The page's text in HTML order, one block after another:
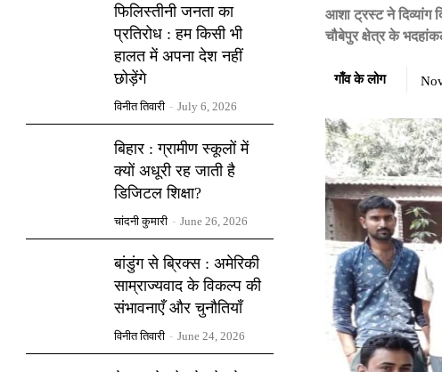
फिलिस्तीनी जनता का
प्रतिरोध : हम किसी भी
हालत में अपना देश नहीं
छोड़ेंगे
विनीत तिवारी - July 6, 2026
बिहार : ग्रामीण स्कूलों में
क्यों अधूरी रह जाती है
डिजिटल शिक्षा?
चांदनी कुमारी - June 26, 2026
बांडुंग से ब्रिक्स : अमेरिकी
साम्राज्यवाद के विकल्प की
संभावनाएँ और चुनौतियाँ
विनीत तिवारी - June 24, 2026
आशा ट्रस्ट ने दिव्यांग
चौबेपुर क्षेत्र के
गाँव के लोग